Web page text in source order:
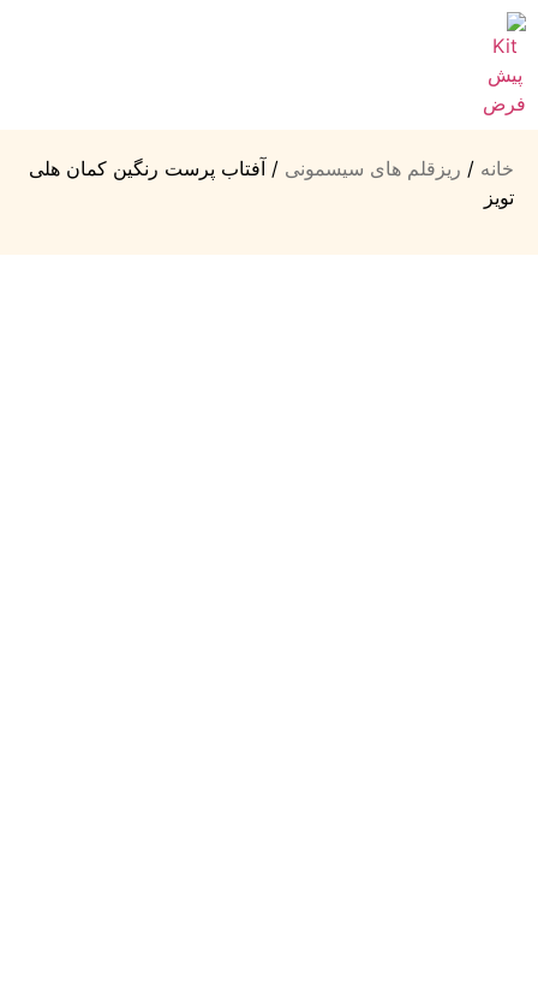
خانه / ریزقلم های سیسمونی / آفتاب‌ پرست رنگین‌ کمان هلی‌
تویز